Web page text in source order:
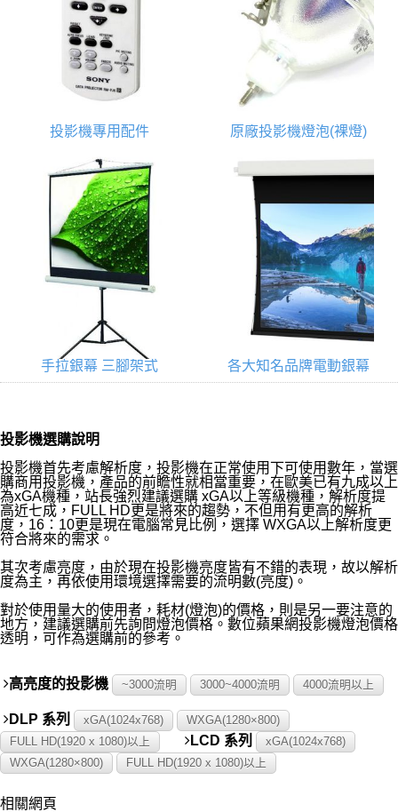
投影機專用配件 原廠投影機燈泡(裸燈)
手拉銀幕 三腳架式 各大知名品牌電動銀幕
投影機選購說明
投影機首先考慮解析度，投影機在正常使用下可使用數年，當選
購商用投影機，產品的前瞻性就相當重要，在歐美已有九成以上
為xGA機種，站長強烈建議選購 xGA以上等級機種，解析度提
高近七成，FULL HD更是將來的趨勢，不但用有更高的解析
度，16：10更是現在電腦常見比例，選擇 WXGA以上解析度更
符合將來的需求。
其次考慮亮度，由於現在投影機亮度皆有不錯的表現，故以解析
度為主，再依使用環境選擇需要的流明數(亮度)。
對於使用量大的使用者，耗材(燈泡)的價格，則是另一要注意的
地方，建議選購前先詢問燈泡價格。數位蘋果網投影機燈泡價格
透明，可作為選購前的參考。
高亮度的投影機 ~3000流明 3000~4000流明 4000流明以上
DLP 系列 xGA(1024x768)
WXGA(1280×800)
FULL HD(1920 x 1080)以上
LCD 系列
xGA(1024x768)
WXGA(1280×800)
FULL HD(1920 x 1080)以上
相關網頁